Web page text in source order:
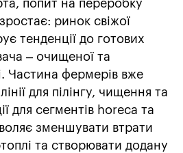
попит на переробку
ринок свіжої
тенденції до готових
– очищеної та
Частина фермерів вже
для пілінгу, чищення та
для сегментів horeca та
зменшувати втрати
та створювати додану